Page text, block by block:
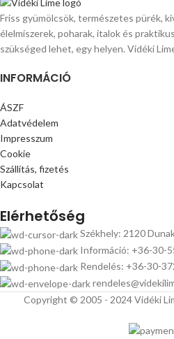
Friss gyümölcsök, természetes pürék,
élelmiszerek, poharak, italok és
szükséged lehet, egy helyen. Vidéki
INFORMÁCIÓ
ÁSZF
Adatvédelem
Impresszum
Cookie
Szállítás, fizetés
Kapcsolat
Elérhetőség
Székhely: 2120
Információ: +36-30-
Rendelés: +36-30-
Copyright © 2005 - 2024 Vidéki